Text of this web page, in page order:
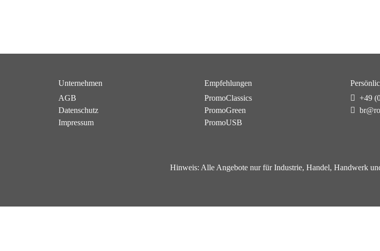
Unternehmen
AGB
Datenschutz
Impressum
Empfehlungen
PromoClassics
PromoGreen
PromoUSB
+49
Hinweis: Alle Angebote nur für Industrie, Handel, Handwerk